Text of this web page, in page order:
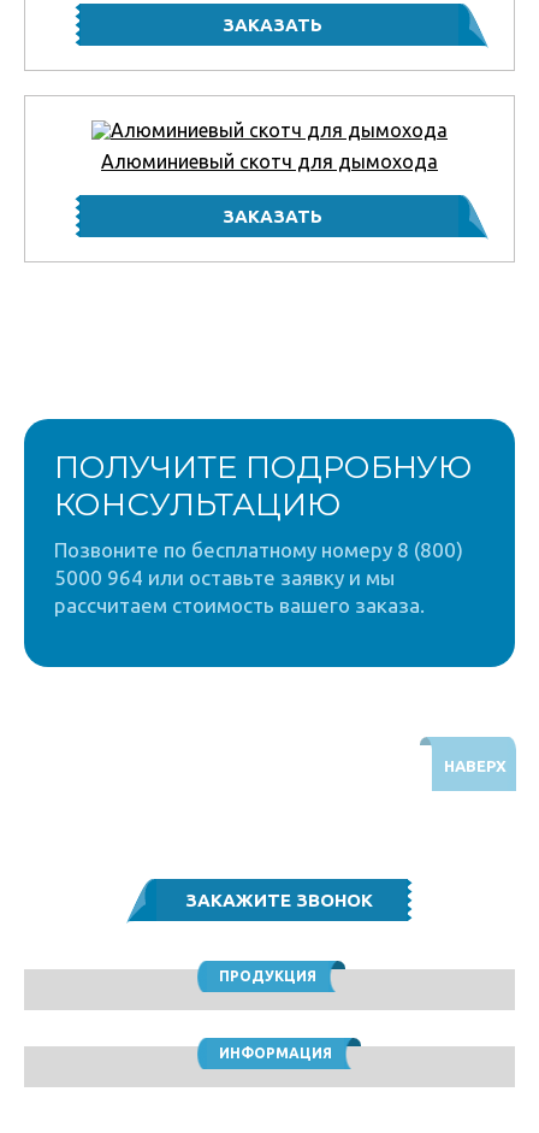
Алюминиевый скотч для дымохода
ПОЛУЧИТЕ ПОДРОБНУЮ
КОНСУЛЬТАЦИЮ
Позвоните по бесплатному номеру 8 (800)
5000 964 или оставьте заявку и мы
рассчитаем стоимость вашего заказа.
НАВЕРХ
ПРОДУКЦИЯ
ИНФОРМАЦИЯ